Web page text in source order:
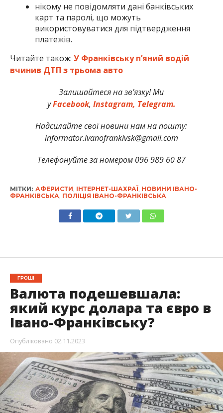
нікому не повідомляти дані банківських
карт та паролі, що можуть
використовуватися для підтвердження
платежів.
Читайте також: У Франківську п’яний водій
вчинив ДТП з трьома авто
Залишайтеся на зв’язку! Ми
уFacebook, Instagram, Telegram.
Надсилайте свої новини нам на пошту:
informator.ivanofrankivsk@gmail.com
Телефонуйте за номером 096 989 60 87
МІТКИ: АФЕРИСТИ ІНТЕРНЕТ-ШАХРАЇ НОВИНИ ІВАНО-
ФРАНКІВСЬКА ПОЛІЦІЯ ІВАНО-ФРАНКІВСЬКА
ГРОШІ
Валюта подешевшала:
який курс долара та євро в
Івано-Франківську?
Опубліковано 02.11.2023